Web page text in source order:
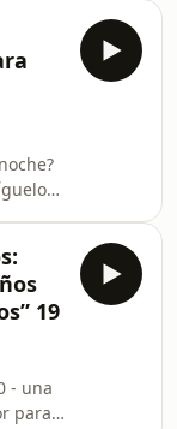
Tengo
e/1FAIpQLSdf-
sirve
de
la
para
19
- una
para